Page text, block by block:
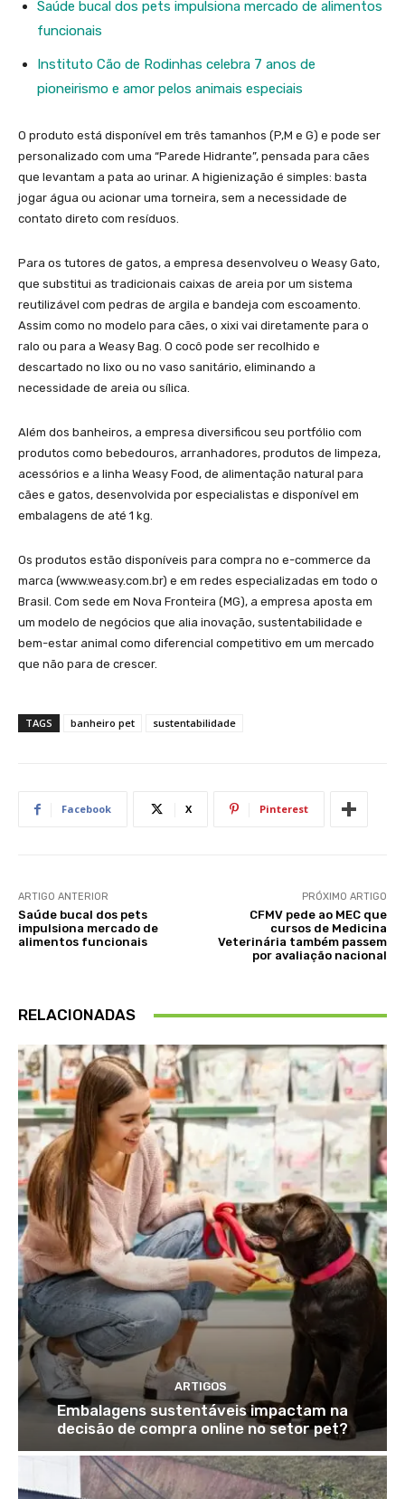
Saúde bucal dos pets impulsiona mercado de alimentos
funcionais
Instituto Cão de Rodinhas celebra 7 anos de
pioneirismo e amor pelos animais especiais
O produto está disponível em três tamanhos (P,M e G) e pode ser
personalizado com uma “Parede Hidrante”, pensada para cães
que levantam a pata ao urinar. A higienização é simples: basta
jogar água ou acionar uma torneira, sem a necessidade de
contato direto com resíduos.
Para os tutores de gatos, a empresa desenvolveu o Weasy Gato,
que substitui as tradicionais caixas de areia por um sistema
reutilizável com pedras de argila e bandeja com escoamento.
Assim como no modelo para cães, o xixi vai diretamente para o
ralo ou para a Weasy Bag. O cocô pode ser recolhido e
descartado no lixo ou no vaso sanitário, eliminando a
necessidade de areia ou sílica.
Além dos banheiros, a empresa diversificou seu portfólio com
produtos como bebedouros, arranhadores, produtos de limpeza,
acessórios e a linha Weasy Food, de alimentação natural para
cães e gatos, desenvolvida por especialistas e disponível em
embalagens de até 1 kg.
Os produtos estão disponíveis para compra no e-commerce da
marca (www.weasy.com.br) e em redes especializadas em todo o
Brasil. Com sede em Nova Fronteira (MG), a empresa aposta em
um modelo de negócios que alia inovação, sustentabilidade e
bem-estar animal como diferencial competitivo em um mercado
que não para de crescer.
TAGS banheiro pet sustentabilidade
Facebook X Pinterest
ARTIGO ANTERIOR
Saúde bucal dos pets
impulsiona mercado de
alimentos funcionais
PRÓXIMO ARTIGO
CFMV pede ao MEC que
cursos de Medicina
Veterinária também passem
por avaliação nacional
RELACIONADAS
ARTIGOS
Embalagens sustentáveis impactam na
decisão de compra online no setor pet?